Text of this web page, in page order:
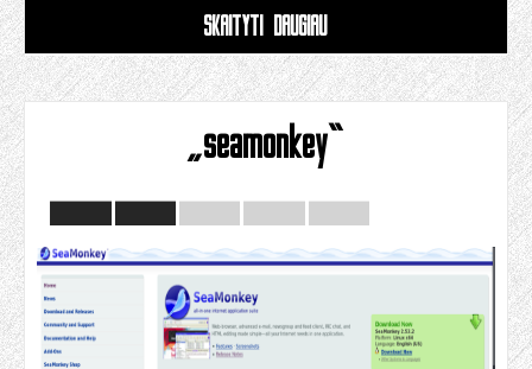
SKAITYTI DAUGIAU
„seamonkey“